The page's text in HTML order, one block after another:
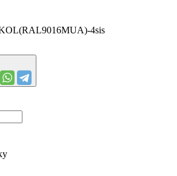
4sis